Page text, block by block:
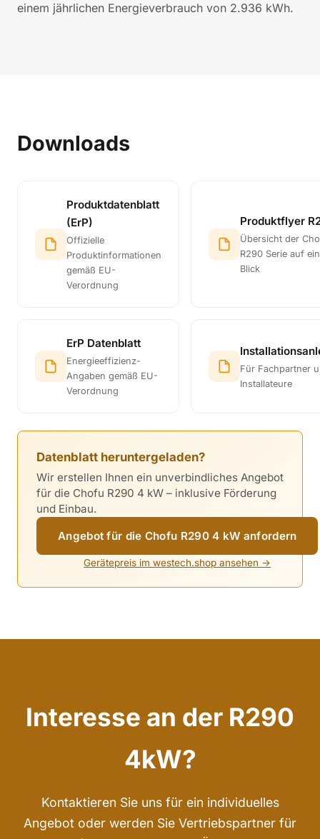
einem jährlichen Energieverbrauch von 2.936 kWh.
Downloads
Produktdatenblatt
(ErP)
Offizielle
Produktinformationen
gemäß EU-
Verordnung
Produktflyer
Übersicht der
R290 Serie auf
Blick
ErP Datenblatt
Energieeffizienz-
Angaben gemäß EU-
Verordnung
Für Fachpartner
Installateure
Datenblatt heruntergeladen?
Wir erstellen Ihnen ein unverbindliches Angebot
für die Chofu R290 4 kW – inklusive Förderung
und Einbau.
Angebot für die Chofu R290 4 kW anfordern
Gerätepreis im westech.shop ansehen →
Interesse an der R290
4kW?
Kontaktieren Sie uns für ein individuelles
Angebot oder werden Sie Vertriebspartner für